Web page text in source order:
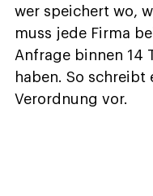
wer speichert wo,
muss jede Firma
Anfrage binnen 14
haben. So schreibt
Verordnung vor.